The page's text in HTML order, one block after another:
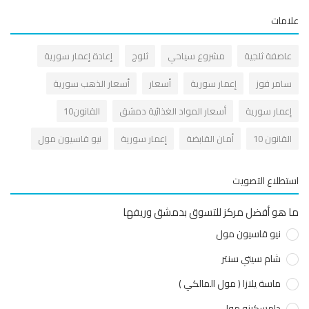
ثلجية مشروع سياحي ثلوج
إعادة إعمار سورية
فوز
إعمار سورية أسعار
أسعار الذهب سورية
سورية
أسعار المواد الغذائية دمشق
القانون10
10
أمان القابضة إعمار سورية نيو قاسيون مول
التصويت
أفضل مركز للتسوق بدمشق وريفها
نيو قاسيون مول
شام سيتي سنتر
ماسة يلازا ( مول المالكي )